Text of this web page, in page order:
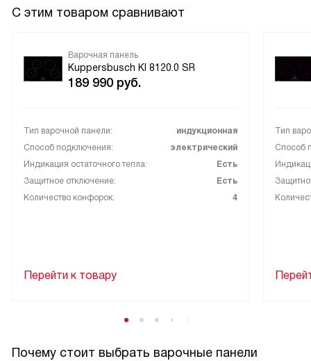
С этим товаром сравнивают
Варочная панель
Kuppersbusch KI 8120.0 SR
189 990 руб.
Тип варочной панели:
индукционная
Способ подключения:
электрический
Индикация остаточного тепла:
Есть
Защитное отключение:
Есть
Количество конфорок:
4
Перейти к товару
Тип
Способ
Почему стоит выбрать варочные панели